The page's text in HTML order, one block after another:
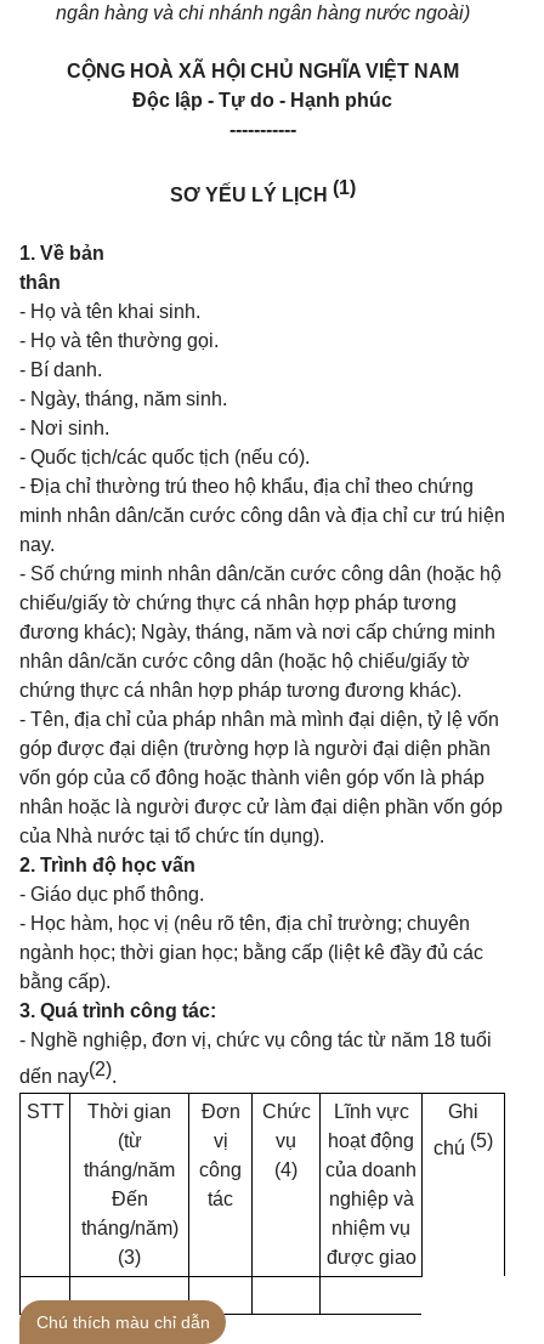
ngân hàng và chi nhánh ngân hàng nước ngoài)
CỘNG HOÀ XÃ HỘI CHỦ NGHĨA VIỆT NAM
Độc lập - Tự do - Hạnh phúc
-----------
SƠ YẾU LÝ LỊCH (1)
1. Về bản
thân
- Họ và tên khai sinh.
- Họ và tên thường gọi.
- Bí danh.
- Ngày, tháng, năm sinh.
- Nơi sinh.
- Quốc tịch/các quốc tịch (nếu có).
- Địa chỉ thường trú theo hộ khẩu, địa chỉ theo chứng
minh nhân dân/căn cước công dân và địa chỉ cư trú hiện
nay.
- Số chứng minh nhân dân/căn cước công dân (hoặc hộ
chiếu/giấy tờ chứng thực cá nhân hợp pháp tương
đương khác); Ngày, tháng, năm và nơi cấp chứng minh
nhân dân/căn cước công dân (hoặc hộ chiếu/giấy tờ
chứng thực cá nhân hợp pháp tương đương khác).
- Tên, địa chỉ của pháp nhân mà mình đại diện, tỷ lệ vốn
góp được đại diện (trường hợp là người đại diện phần
vốn góp của cổ đông hoặc thành viên góp vốn là pháp
nhân hoặc là người được cử làm đại diện phần vốn góp
của Nhà nước tại tổ chức tín dụng).
2. Trình độ học vấn
- Giáo dục phổ thông.
- Học hàm, học vị (nêu rõ tên, địa chỉ trường; chuyên
ngành học; thời gian học; bằng cấp (liệt kê đầy đủ các
bằng cấp).
3. Quá trình công tác:
- Nghề nghiệp, đơn vị, chức vụ công tác từ năm 18 tuổi
dến nay(2).
STT
Thời gian
(từ
tháng/năm
Đến
tháng/năm)
(3)
Đơn
vị
công
tác
Chức
vụ
(4)
Lĩnh vực
hoạt động
của doanh
nghiệp và
nhiệm vụ
được giao
Ghi
chú (5)
Chú thích màu chỉ dẫn